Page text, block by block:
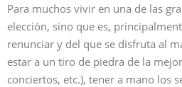
Para muchos vivir en una de las
elección, sino que es,
renunciar y del que se disfruta al
estar a un tiro de piedra de la
conciertos, etc.), tener a mano los